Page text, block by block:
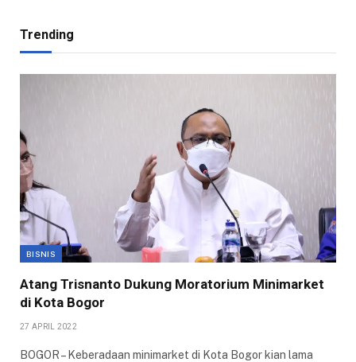
Trending
BISNIS
Atang Trisnanto Dukung Moratorium Minimarket
di Kota Bogor
27 APRIL 2022
BOGOR – Keberadaan minimarket di Kota Bogor kian lama